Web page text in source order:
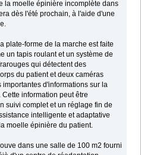
la moelle épinière incomplète dans
dès l'été prochain, à l'aide d'une
plate-forme de la marche est faite
un tapis roulant et un système de
qui détectent des
du patient et deux caméras
d'informations sur la
information peut être
suivi complet et un réglage fin de
intelligente et adaptative
moelle épinière du patient.
dans une salle de 100 m2 fourni